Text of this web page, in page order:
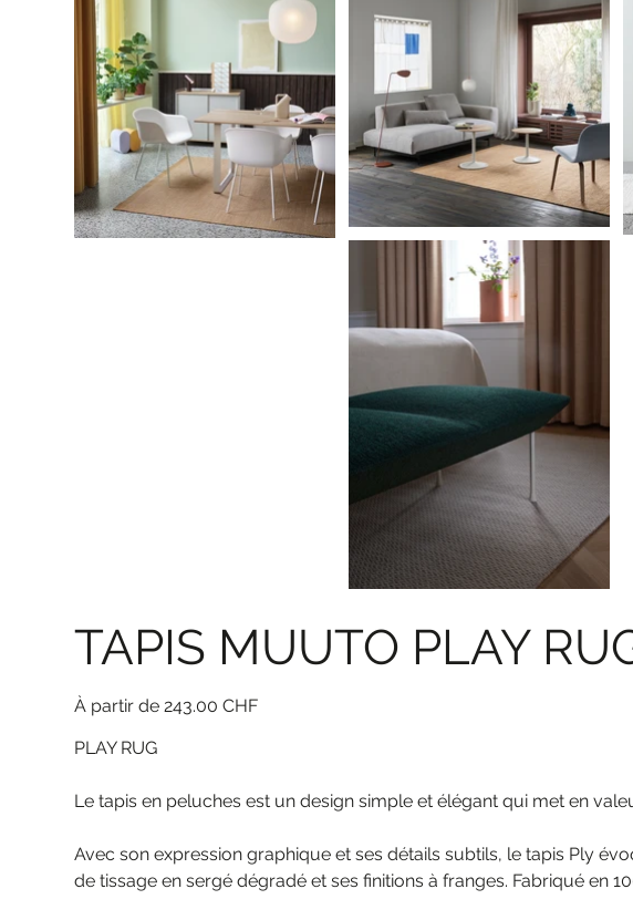
TAPIS MUUTO PLAY
À partir de 243.00 CHF
PLAY RUG
Le tapis en peluches est un design simple et élégant qui met en
Avec son expression graphique et ses détails subtils, le tapis Ply
de tissage en sergé dégradé et ses finitions à franges. Fabriqué en